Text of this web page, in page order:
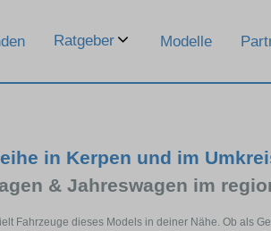
Ratgeber Modelle
in Kerpen und im
& Jahreswagen im
Fahrzeuge dieses Models in deiner Nähe. Ob als